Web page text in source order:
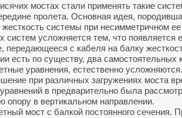
мостах стали применять такие
пролета. Основная идея,
системы при несимметричном
систем усложняется тем, что
передающееся с кабеля на балку
есть по существу, два
уравнения, естественно
при различных загружениях моста
в предварительно была
опору в вертикальном направлении.
мост с балкой постоянного сечения.